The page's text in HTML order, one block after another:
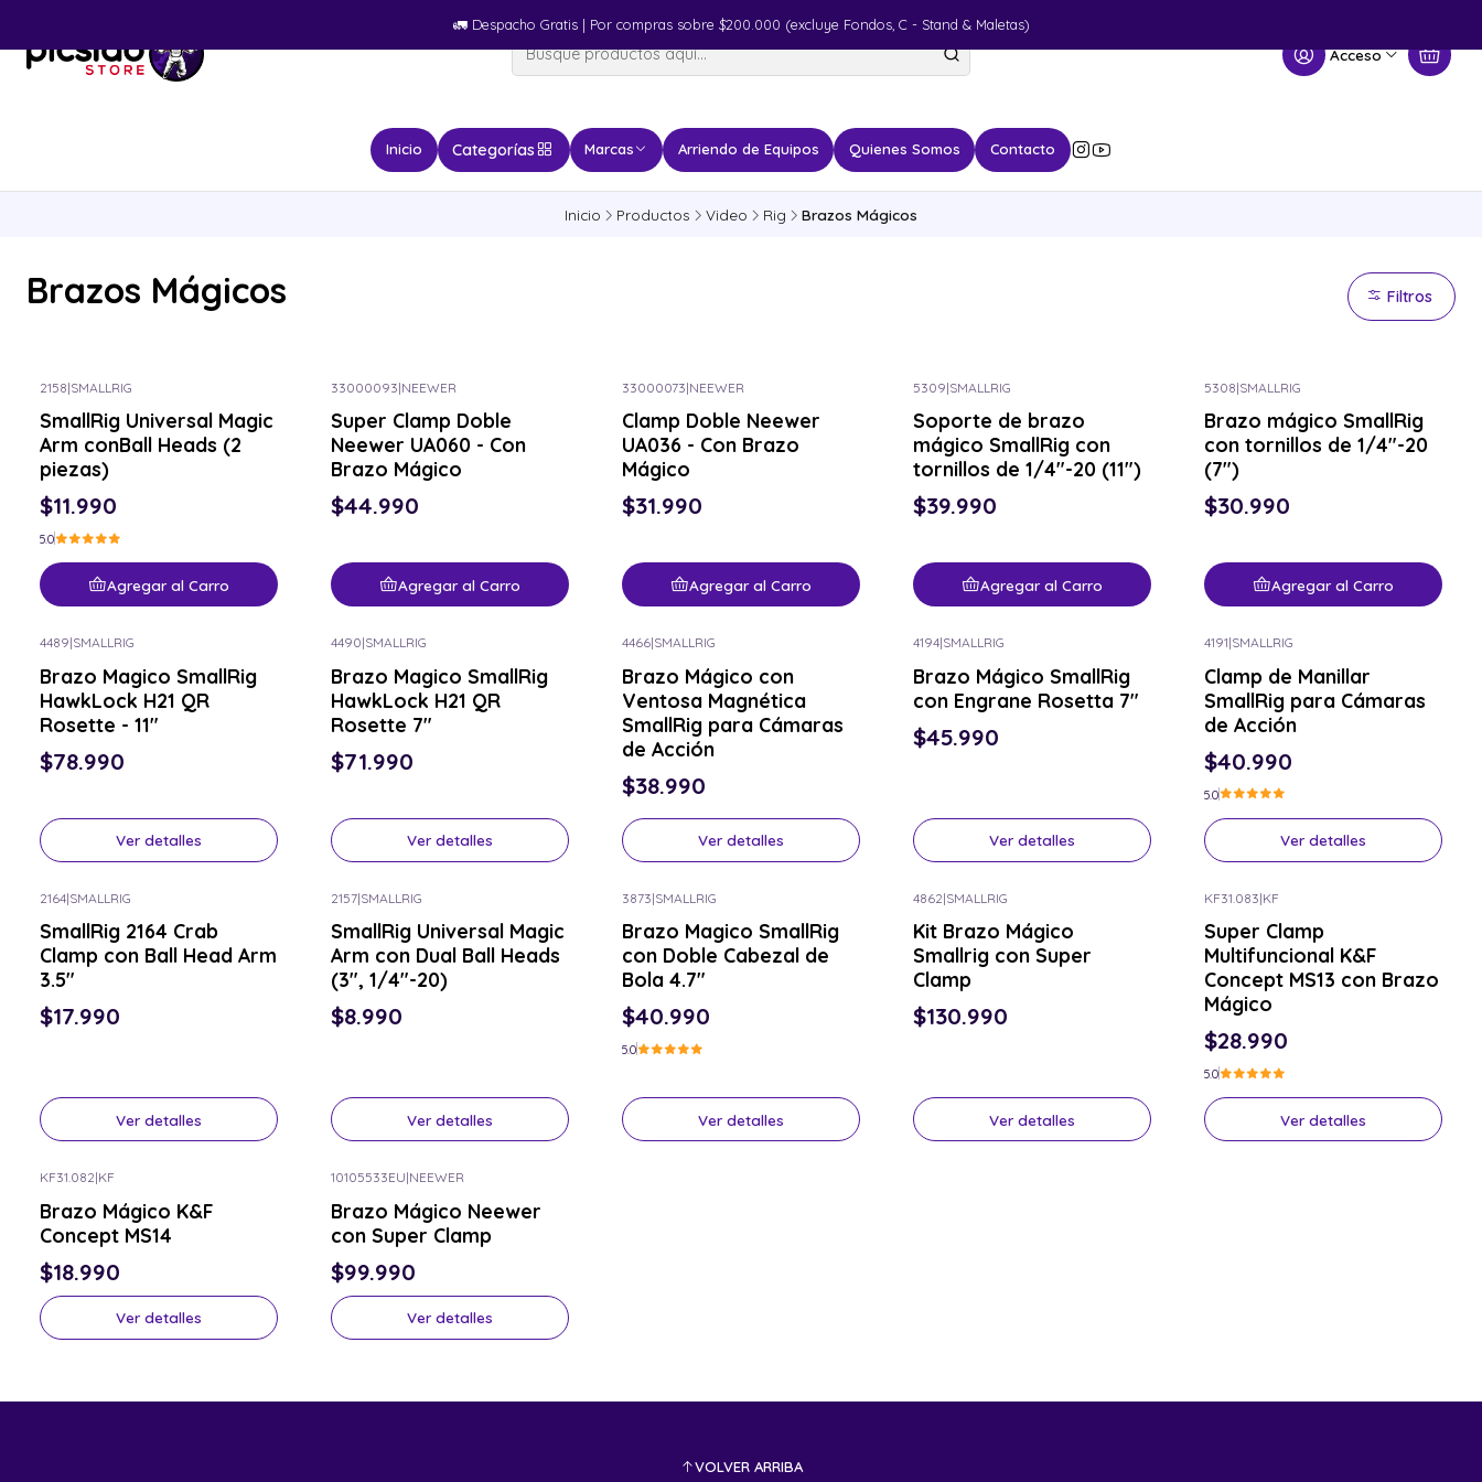
Acceso
Inicio Categorías Marcas Arriendo de Equipos Quienes Somos Contacto
🚛​ Despacho Gratis | Por compras sobre $200.000 (excluye Fondos, C - Stand & Maletas)
Inicio Productos Video Rig Brazos Mágicos
Brazos Mágicos Filtros
2158|SMALLRIG
SmallRig Universal Magic
Arm conBall Heads (2
piezas)
$11.990
5.0
Agregar al Carro
33000093|NEEWER
Super Clamp Doble
Neewer UA060 - Con
Brazo Mágico
$44.990
Agregar al Carro
33000073|NEEWER
Clamp Doble Neewer
UA036 - Con Brazo
Mágico
$31.990
Agregar al Carro
5309|SMALLRIG
Soporte de brazo
mágico SmallRig con
tornillos de 1/4"-20 (11")
$39.990
Agregar al Carro
5308|SMALLRIG
Brazo mágico SmallRig
con tornillos de 1/4"-20
(7")
$30.990
Agregar al Carro
4489|SMALLRIG
Brazo Magico SmallRig
HawkLock H21 QR
Rosette - 11"
$78.990
Ver detalles
4490|SMALLRIG
Brazo Magico SmallRig
HawkLock H21 QR
Rosette 7"
$71.990
Ver detalles
4466|SMALLRIG
Brazo Mágico con
Ventosa Magnética
SmallRig para Cámaras
de Acción
$38.990
Ver detalles
4194|SMALLRIG
Brazo Mágico SmallRig
con Engrane Rosetta 7"
$45.990
Ver detalles
4191|SMALLRIG
Clamp de Manillar
SmallRig para Cámaras
de Acción
$40.990
5.0
Ver detalles
2164|SMALLRIG
SmallRig 2164 Crab
Clamp con Ball Head Arm
3.5"
$17.990
Ver detalles
2157|SMALLRIG
SmallRig Universal Magic
Arm con Dual Ball Heads
(3", 1/4"-20)
$8.990
Ver detalles
3873|SMALLRIG
Brazo Magico SmallRig
con Doble Cabezal de
Bola 4.7"
$40.990
5.0
Ver detalles
4862|SMALLRIG
Kit Brazo Mágico
Smallrig con Super
Clamp
$130.990
Ver detalles
KF31.083|KF
Super Clamp
Multifuncional K&F
Concept MS13 con Brazo
Mágico
$28.990
5.0
Ver detalles
KF31.082|KF
Brazo Mágico K&F
Concept MS14
$18.990
Ver detalles
10105533EU|NEEWER
Brazo Mágico Neewer
con Super Clamp
$99.990
Ver detalles
VOLVER ARRIBA